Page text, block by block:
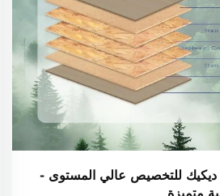
للتخصيص عالي المستوى -
متميزة